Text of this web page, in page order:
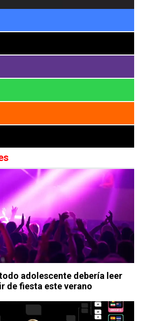
adolescente debería leer
de fiesta este verano